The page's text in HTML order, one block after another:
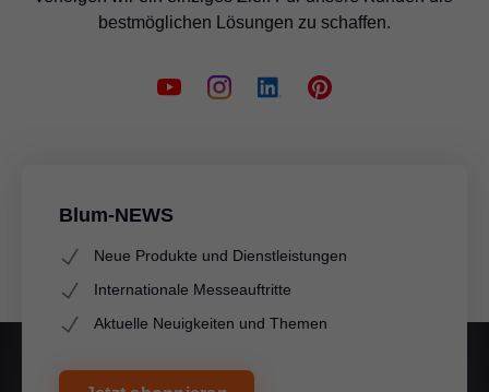
bestmöglichen Lösungen zu schaffen.
Blum-NEWS
Neue Produkte und Dienstleistungen
Internationale Messeauftritte
Aktuelle Neuigkeiten und Themen